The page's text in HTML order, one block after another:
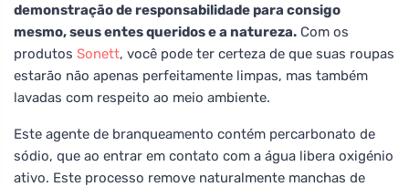
demonstração de responsabilidade para consigo
mesmo, seus entes queridos e a natureza. Com os
produtos Sonett, você pode ter certeza de que suas roupas
estarão não apenas perfeitamente limpas, mas também
lavadas com respeito ao meio ambiente.
Este agente de branqueamento contém percarbonato de
sódio, que ao entrar em contato com a água libera oxigénio
ativo. Este processo remove naturalmente manchas de